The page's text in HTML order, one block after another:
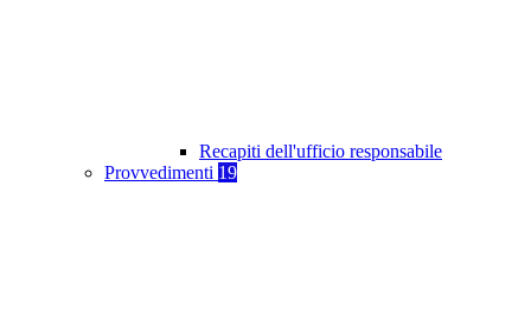
Recapiti dell'ufficio responsabile
Provvedimenti 19